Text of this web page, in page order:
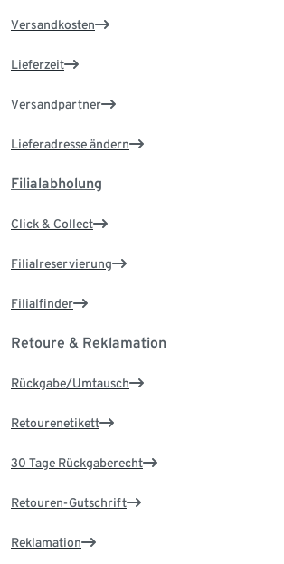
Versandkosten
Lieferzeit
Versandpartner
Lieferadresse ändern
Filialabholung
Click & Collect
Filialreservierung
Filialfinder
Retoure & Reklamation
Rückgabe/Umtausch
Retourenetikett
30 Tage Rückgaberecht
Retouren-Gutschrift
Reklamation